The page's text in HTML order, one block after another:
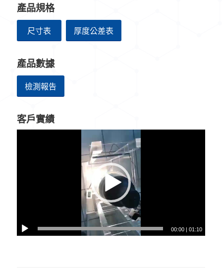
產品規格
尺寸表 厚度公差表
產品數據
檢測報告
客戶實績
00:00 |01:10